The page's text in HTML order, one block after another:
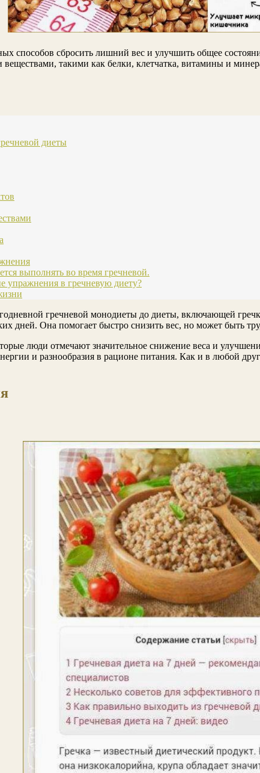
способов сбросить лишний вес и улучшить общее
веществами, такими как белки, клетчатка, витамины и
диеты
выполнять во время гречневой.
упражнения в гречневую диету?
гречневой монодиеты до диеты, включающей
дней. Она помогает быстро снизить вес, но может быть
люди отмечают значительное снижение веса и
и разнообразия в рационе питания. Как и в любой